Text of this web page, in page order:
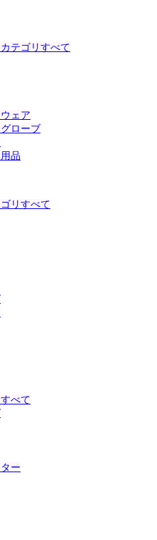
テゴリすべて
ェア
ローブ
品
リすべて
べて
ー